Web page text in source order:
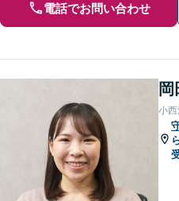
電話でお問い合わせ
小